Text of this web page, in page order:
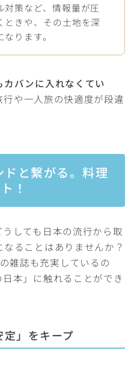
対策など、情報量が圧
ときや、その土地を深
ります。
カバンに入れなくてい
や一人旅の快適度が段違
と繋がる。料理
！
しても日本の流行から取
ることはありませんか？
雑誌も充実しているの
本」に触れることができ
」をキープ